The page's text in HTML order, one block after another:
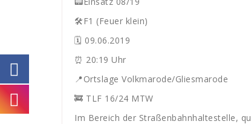
🛠F1 (Feuer klein)
🗓 09.06.2019
⏰ 20:19 Uhr
📍Ortslage Volkmarode/Gliesmarode
🚒 TLF 16/24 MTW
Im Bereich der Straßenbahnhaltestelle,